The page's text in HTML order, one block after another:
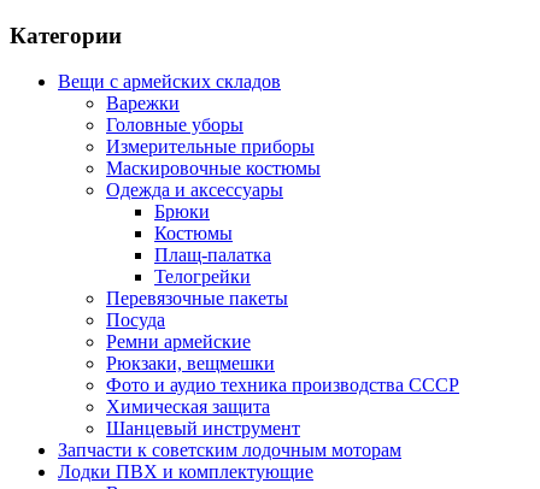
Категории
Вещи с армейских складов
Варежки
Головные уборы
Измерительные приборы
Маскировочные костюмы
Одежда и аксессуары
Брюки
Костюмы
Плащ-палатка
Телогрейки
Перевязочные пакеты
Посуда
Ремни армейские
Рюкзаки, вещмешки
Фото и аудио техника производства СССР
Химическая защита
Шанцевый инструмент
Запчасти к советским лодочным моторам
Лодки ПВХ и комплектующие